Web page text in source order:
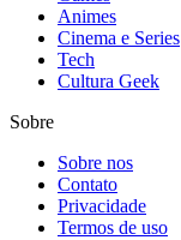
Animes
Cinema e Series
Tech
Cultura Geek
Sobre
Sobre nos
Contato
Privacidade
Termos de uso